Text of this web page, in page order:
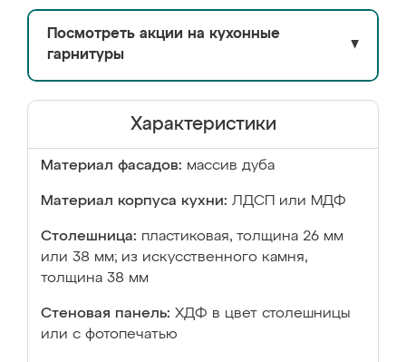
Посмотреть акции на кухонные
гарнитуры
▼
Характеристики
Материал фасадов: массив дуба
Материал корпуса кухни: ЛДСП или МДФ
Столешница: пластиковая, толщина 26 мм
или 38 мм; из искусственного камня,
толщина 38 мм
Стеновая панель: ХДФ в цвет столешницы
или с фотопечатью